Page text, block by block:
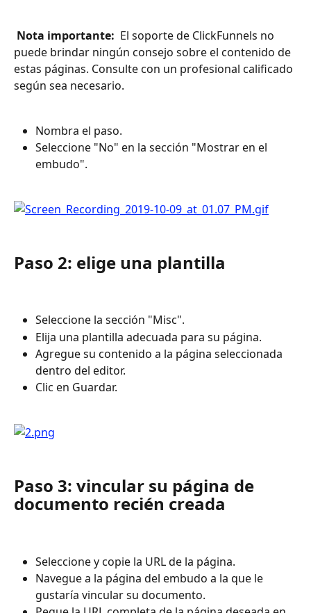
Nota importante: El soporte de ClickFunnels no
puede brindar ningún consejo sobre el contenido de
estas páginas. Consulte con un profesional calificado
según sea necesario.
Nombra el paso.
Seleccione "No" en la sección "Mostrar en el
embudo".
Paso 2: elige una plantilla
Seleccione la sección "Misc".
Elija una plantilla adecuada para su página.
Agregue su contenido a la página seleccionada
dentro del editor.
Clic en Guardar.
Paso 3: vincular su página de
documento recién creada
Seleccione y copie la URL de la página.
Navegue a la página del embudo a la que le
gustaría vincular su documento.